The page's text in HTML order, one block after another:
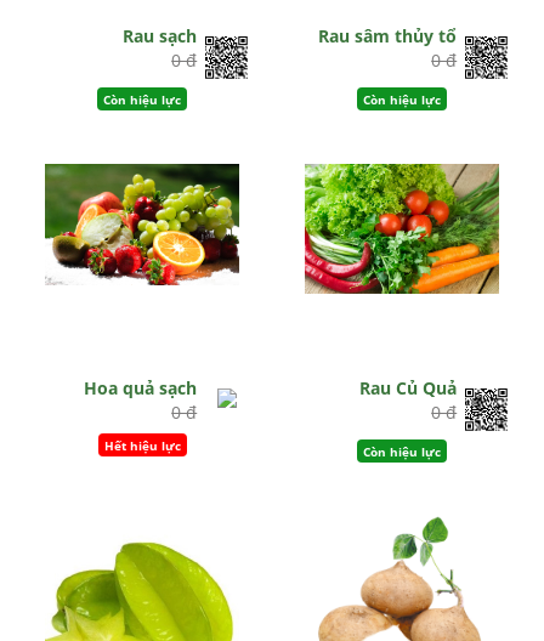
Rau sạch
0 đ
Còn hiệu lực
Rau sâm thủy tổ
0 đ
Còn hiệu lực
Hoa quả sạch
0 đ
Hết hiệu lực
Rau Củ Quả
0 đ
Còn hiệu lực